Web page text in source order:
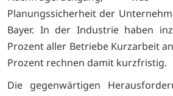
Planungssicherheit der
Bayer. In der Industrie haben
Prozent aller Betriebe Kurzarbeit
Prozent rechnen damit kurzfristig.
Die gegenwärtigen